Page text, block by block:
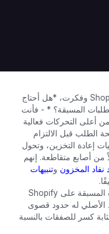
إذا سبق لك أن حدقت في Shopify App Store وفكرت، *هل أحتاج
المسبقة؟ * - فأنت
أعلى التحركات فعالية
الطلب قبل الالتزام
إعادة التخزين، وتحول
من أصابع متقاطعة. إنهم
نفاد المخزون وتنبيهات
الخبر السار: يمكنك بالتأكيد تشغيل الطلبات المسبقة على Shopify
الأصلي له حدود قصوى
كسر للصفقات بالنسبة